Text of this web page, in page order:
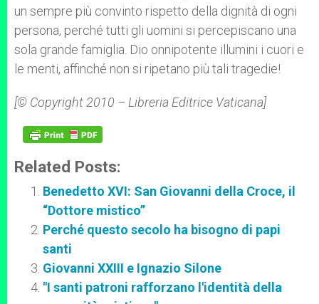
un sempre più convinto rispetto della dignità di ogni
persona, perché tutti gli uomini si percepiscano una
sola grande famiglia. Dio onnipotente illumini i cuori e
le menti, affinché non si ripetano più tali tragedie!
[© Copyright 2010 – Libreria Editrice Vaticana]
Related Posts:
Benedetto XVI: San Giovanni della Croce, il
“Dottore mistico”
Perché questo secolo ha bisogno di papi
santi
Giovanni XXIII e Ignazio Silone
"I santi patroni rafforzano l'identità della